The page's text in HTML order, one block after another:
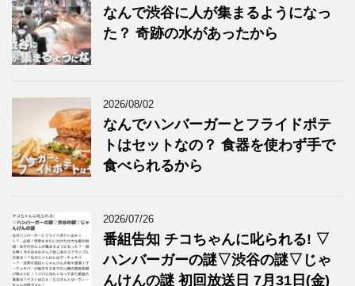
なんで渋谷に人が集まるようになっ
た？ 奇跡の水があったから
2026/08/02
なんでハンバーガーとフライドポテ
トはセットなの？ 食器を使わず手で
食べられるから
2026/07/26
番組告知 チコちゃんに叱られる! ▽
ハンバーガーの謎▽渋谷の謎▽じゃ
んけんの謎 初回放送日 7月31日(金)